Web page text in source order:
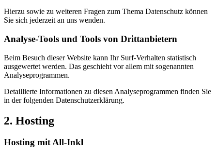
Hierzu sowie zu weiteren Fragen zum Thema Datenschutz können
Sie sich jederzeit an uns wenden.
Analyse-Tools und Tools von Dritt­anbietern
Beim Besuch dieser Website kann Ihr Surf-Verhalten statistisch
ausgewertet werden. Das geschieht vor allem mit sogenannten
Analyseprogrammen.
Detaillierte Informationen zu diesen Analyseprogrammen finden Sie
in der folgenden Datenschutzerklärung.
2. Hosting
Hosting mit All-Inkl